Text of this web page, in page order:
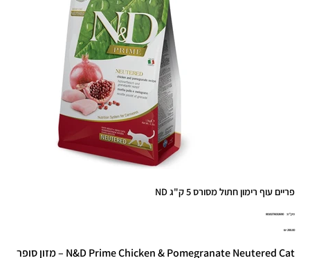
פריים עוף רימון חתול מסורס 5 ק"ג ND
מק"ט:
מק"ט
8010276032690
מחיר‏290.00 ‏₪
N&D Prime Chicken & Pomegranate Neutered Cat – מזון סופר